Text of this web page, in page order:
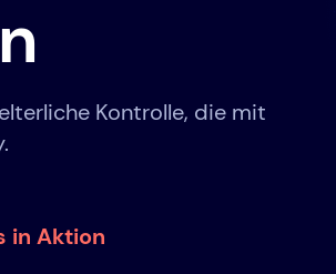
Kontrolle, die mit
in Aktion